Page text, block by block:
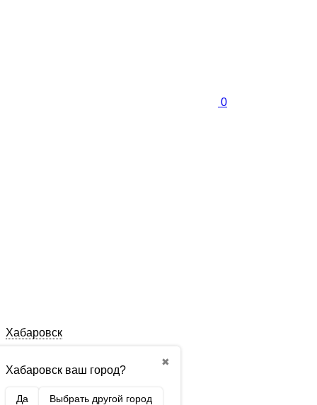
0
Хабаровск
✖
Хабаровск ваш город?
Да Выбрать другой город